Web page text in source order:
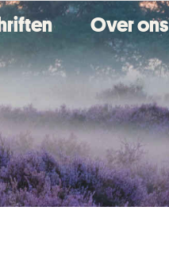
Over ons